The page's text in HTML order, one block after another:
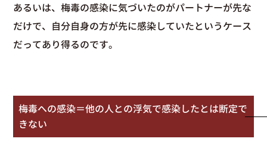
あるいは、梅毒の感染に気づいたのがパートナーが先な
だけで、自分自身の方が先に感染していたというケース
だってあり得るのです。
梅毒への感染＝他の人との浮気で感染したとは断定で
きない